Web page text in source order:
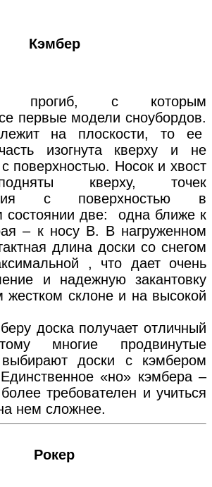
Кэмбер
прогиб, с которым
первые модели сноубордов.
на плоскости, то ее
изогнута кверху и не
поверхностью. Носок и хвост
кверху, точек
с поверхностью в
состоянии две: одна ближе к
– к носу В. В нагруженном
длина доски со снегом
, что дает очень
и надежную закантовку
склоне и на высокой
доска получает отличный
многие продвинутые
доски с кэмбером
«но» кэмбера –
требователен и учиться
нем сложнее.
Рокер